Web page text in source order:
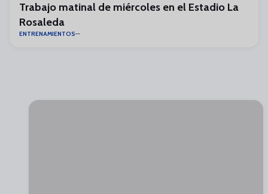
Trabajo matinal de miércoles en el Estadio La
Rosaleda
ENTRENAMIENTOS